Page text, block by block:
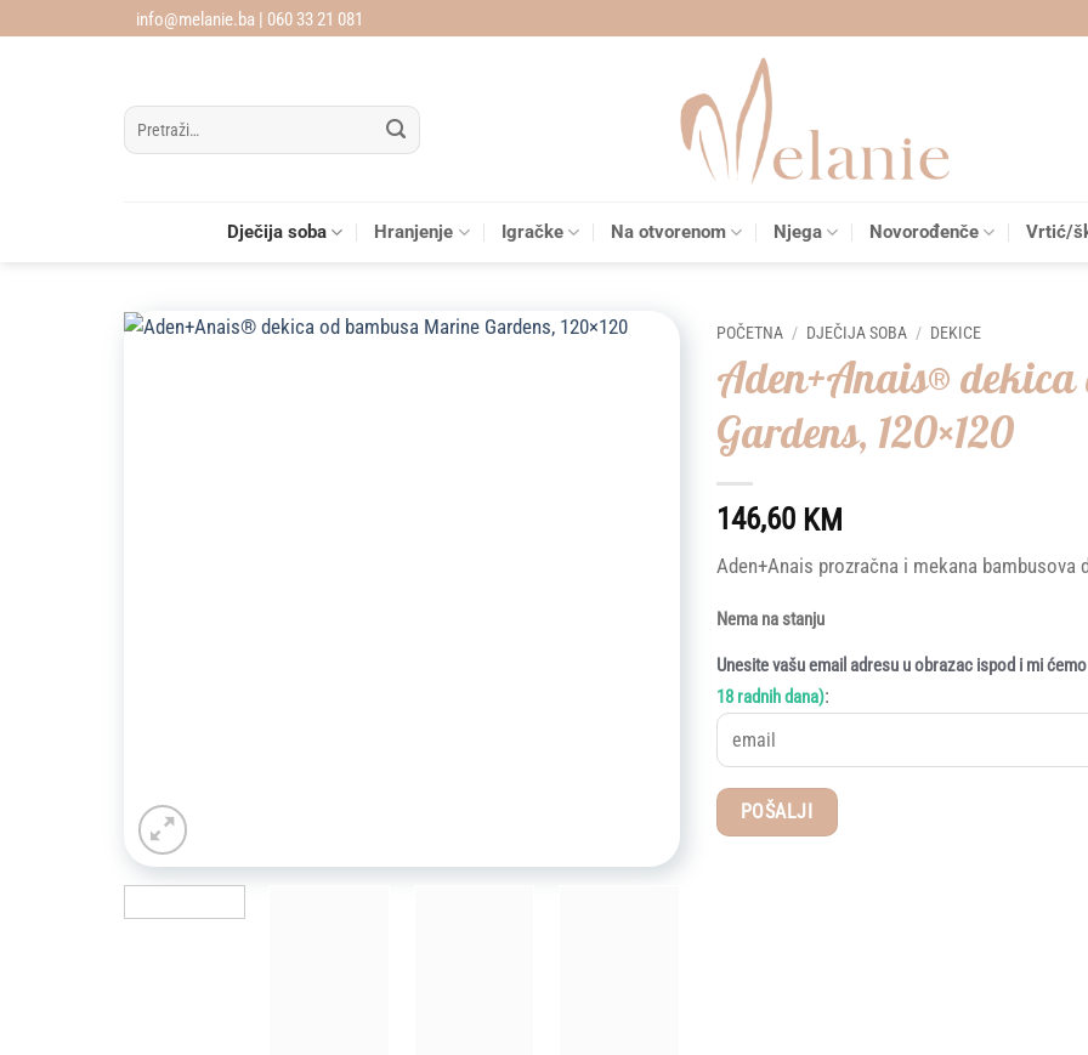
info@melanie.ba | 060 33 21 081
Pretraži:
Dječija soba Hranjenje Igračke Na otvorenom Njega Novorođenče Vrtić/
POČETNA / DJEČIJA SOBA / DEKICE
Aden+Anais®
Gardens, 120×120
146,60 KM
Aden+Anais prozračna i mekana bambusova
Nema na stanju
Unesite vašu email adresu u obrazac ispod i mi
18 radnih dana):